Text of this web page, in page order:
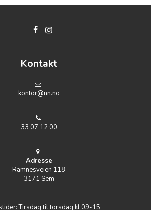
Kontakt
kontor@nn.no
33 07 12 00
Adresse
Ramnesveien 118
3171 Sem
Tirsdag til torsdag kl 09-15